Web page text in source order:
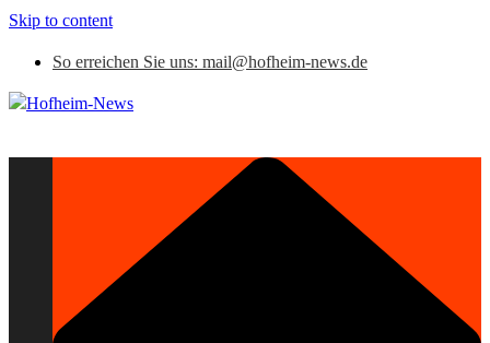
Skip to content
So erreichen Sie uns: mail@hofheim-news.de